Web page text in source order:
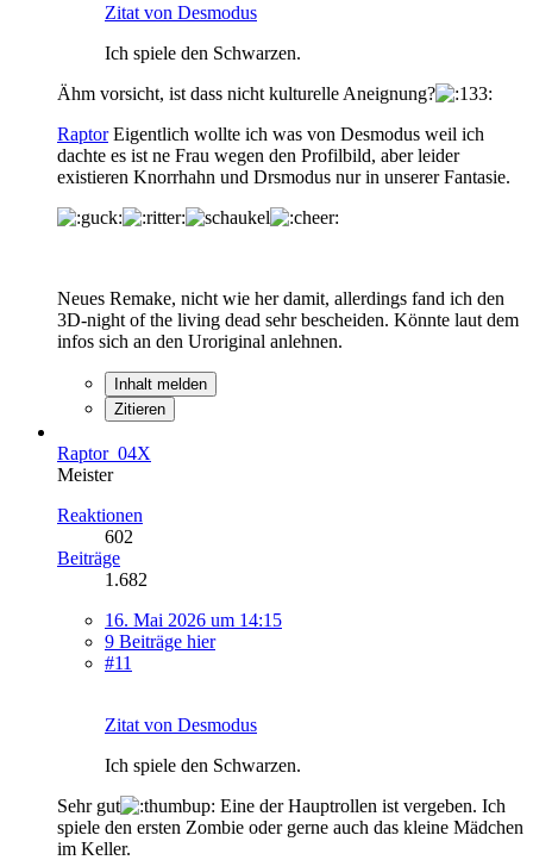
Zitat von Desmodus
Ich spiele den Schwarzen.
Ähm vorsicht, ist dass nicht kulturelle Aneignung?
RaptorEigentlich wollte ich was von Desmodus weil ich
dachte es ist ne Frau wegen den Profilbild, aber leider
existieren Knorrhahn und Drsmodus nur in unserer Fantasie.
Neues Remake, nicht wie her damit, allerdings fand ich den
3D-night of the living dead sehr bescheiden. Könnte laut dem
infos sich an den Uroriginal anlehnen.
Inhalt melden
Zitieren
Raptor_04X
Meister
Reaktionen
602
Beiträge
1.682
16. Mai 2026 um 14:15
9 Beiträge hier
#11
Zitat von Desmodus
Ich spiele den Schwarzen.
Sehr gut
Eine der Hauptrollen ist vergeben. Ich
spiele den ersten Zombie oder gerne auch das kleine Mädchen
im Keller.